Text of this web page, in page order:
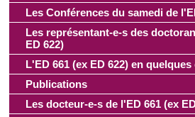
Les Conférences du samedi de
Les représentant-e-s des
ED 622)
L'ED 661 (ex ED 622) en
Publications
Les docteur-e-s de l'ED 661 (ex